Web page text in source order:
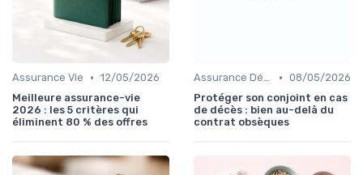
Assurance Vie • 12/05/2026
Meilleure assurance-vie
2026 : les 5 critères qui
éliminent 80 % des offres
Assurance Décès • 08/05/2026
Protéger son conjoint en cas
de décès : bien au-delà du
contrat obsèques